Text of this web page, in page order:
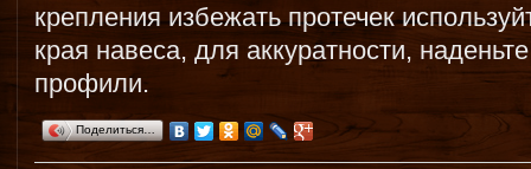
крепления избежать протечек
края навеса, для аккуратности,
профили.
Поделиться…